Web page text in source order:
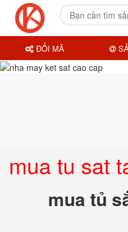
mua tu sat
mua tủ
ĐỔI MÃ